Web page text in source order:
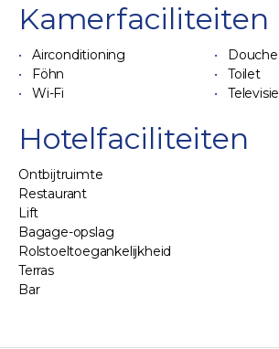
Kamerfaciliteiten
Airconditioning
Douche
Föhn
Toilet
Wi-Fi
Televisie
Hotelfaciliteiten
Ontbijtruimte
Restaurant
Lift
Bagage-opslag
Rolstoeltoegankelijkheid
Terras
Bar